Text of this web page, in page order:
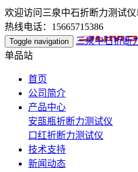
欢迎访问三泉中石折断力测试仪
热线电话：15665715386
Toggle navigation
三泉中石折断
单品站
首页
公司简介
产品中心
安瓿瓶折断力测试仪
口红折断力测试仪
技术支持
新闻动态